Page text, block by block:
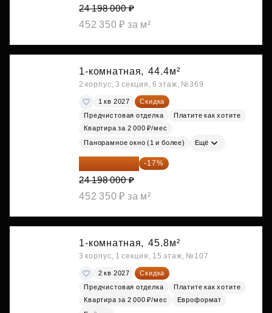
24 198 000 ₽
452 350 ₽ за м²
1-комнатная, 44.4м²
2 корпус, 3 секция, 6 этаж, №369
1 кв 2027
Скидка
Предчистовая отделка
Платите как хотите
Квартира за 2 000 ₽/мес
Панорамное окно (1 и более) Ещё
20 084 340 ₽ -17%
24 198 000 ₽
452 350 ₽ за м²
1-комнатная, 45.8м²
3 корпус, 1 секция, 15 этаж, №107
2 кв 2027
Скидка
Предчистовая отделка
Платите как хотите
Квартира за 2 000 ₽/мес
Евроформат